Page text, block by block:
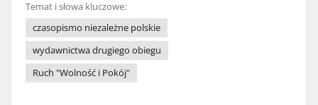
Temat i słowa kluczowe:
czasopismo niezależne polskie
wydawnictwa drugiego obiegu
Ruch "Wolność i Pokój"